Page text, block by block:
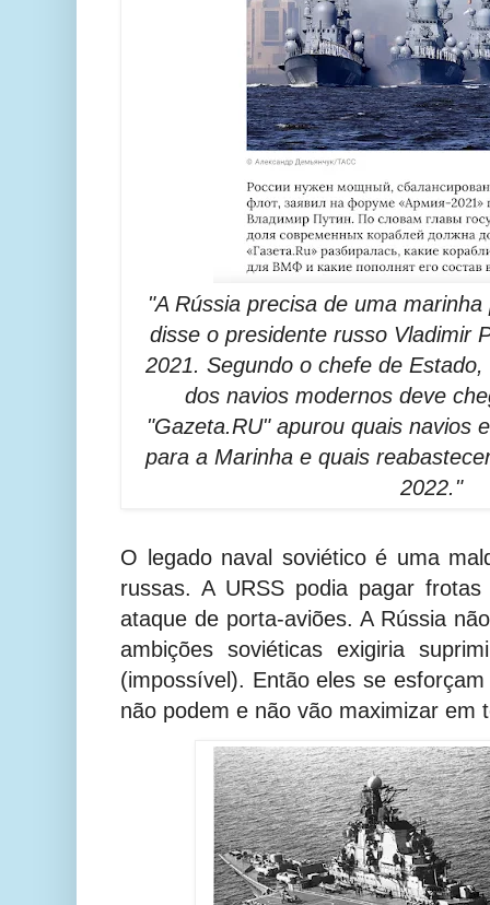
"A Rússia precisa de uma
disse o presidente russo Vladimir
2021. Segundo o chefe de
dos navios modernos deve
"Gazeta.RU" apurou quais navios
para a Marinha e quais
2022."
O legado naval soviético é uma
russas. A URSS podia pagar
ataque de porta-aviões. A Rússia
ambições soviéticas exigiria
(impossível). Então eles se
não podem e não vão maximizar em